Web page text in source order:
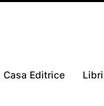
Casa Editrice Libri